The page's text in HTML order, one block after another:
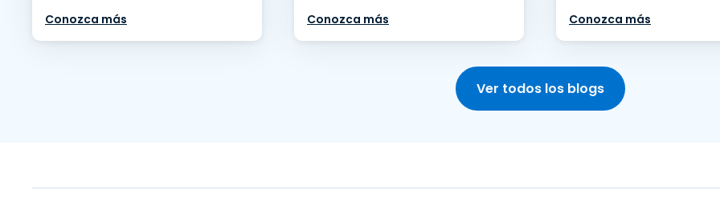
Conozca más Conozca más Conozca más
Ver todos los blogs